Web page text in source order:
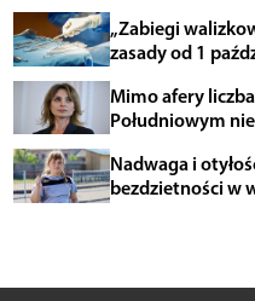
„Zabiegi
zasady od 1
Mimo afery
Południowym
Nadwaga i
bezdzietności w